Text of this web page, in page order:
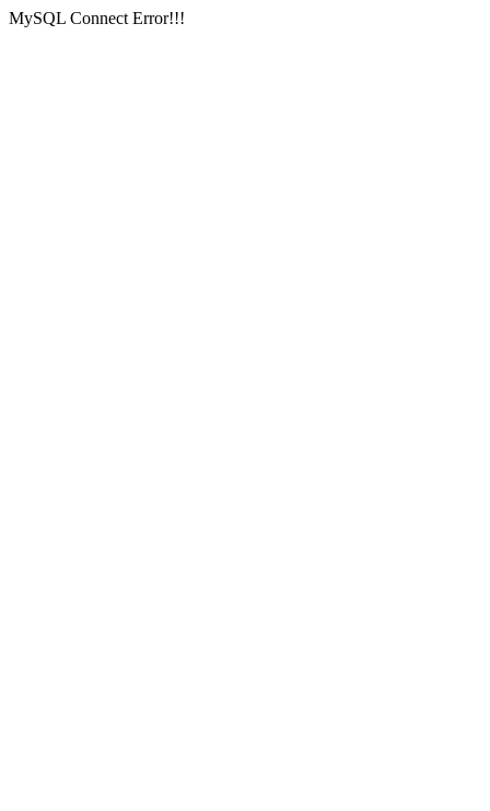
MySQL Connect Error!!!